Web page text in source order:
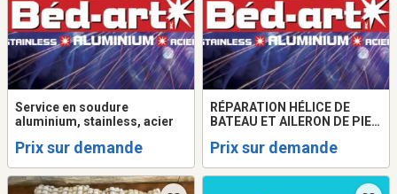
Service en soudure
aluminium, stainless, acier
Prix sur demande
RÉPARATION HÉLICE DE
BATEAU ET AILERON DE PIED
Prix sur demande